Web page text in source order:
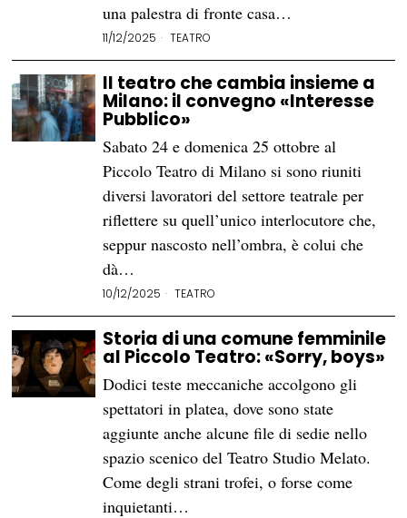
una palestra di fronte casa…
11/12/2025 TEATRO
Il teatro che cambia insieme a
Milano: il convegno «Interesse
Pubblico»
Sabato 24 e domenica 25 ottobre al
Piccolo Teatro di Milano si sono riuniti
diversi lavoratori del settore teatrale per
riflettere su quell’unico interlocutore che,
seppur nascosto nell’ombra, è colui che
dà…
10/12/2025 TEATRO
Storia di una comune femminile
al Piccolo Teatro: «Sorry, boys»
Dodici teste meccaniche accolgono gli
spettatori in platea, dove sono state
aggiunte anche alcune file di sedie nello
spazio scenico del Teatro Studio Melato.
Come degli strani trofei, o forse come
inquietanti…